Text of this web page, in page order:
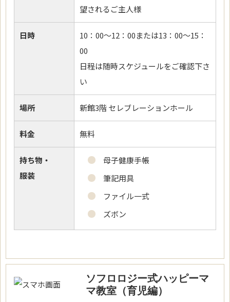
望されるご主人様
日時
10：00～12：00または13：00～15：
00
日程は随時スケジュールをご確認下さ
い
場所 新館3階 セレブレーションホール
料金 無料
持ち物・
服装
母子健康手帳
筆記用具
ファイル一式
ズボン
ソフロロジー式ハッピーマ
マ教室（育児編）